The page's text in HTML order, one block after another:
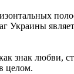
знак любви,
целом.